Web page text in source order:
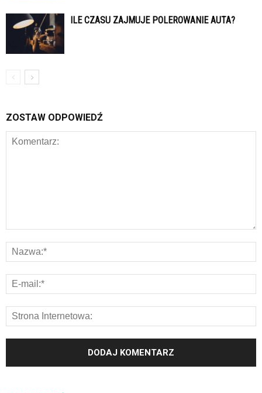
ILE CZASU ZAJMUJE POLEROWANIE AUTA?
ZOSTAW ODPOWIEDŹ